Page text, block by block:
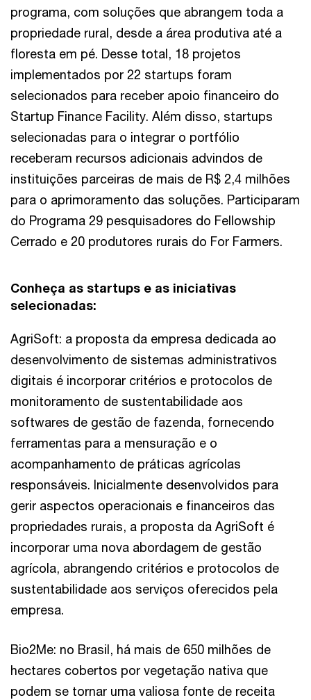
programa, com soluções que abrangem toda a
propriedade rural, desde a área produtiva até a
floresta em pé. Desse total, 18 projetos
implementados por 22 startups foram
selecionados para receber apoio financeiro do
Startup Finance Facility. Além disso, startups
selecionadas para o integrar o portfólio
receberam recursos adicionais advindos de
instituições parceiras de mais de R$ 2,4 milhões
para o aprimoramento das soluções. Participaram
do Programa 29 pesquisadores do Fellowship
Cerrado e 20 produtores rurais do For Farmers.
Conheça as startups e as iniciativas
selecionadas:
AgriSoft: a proposta da empresa dedicada ao
desenvolvimento de sistemas administrativos
digitais é incorporar critérios e protocolos de
monitoramento de sustentabilidade aos
softwares de gestão de fazenda, fornecendo
ferramentas para a mensuração e o
acompanhamento de práticas agrícolas
responsáveis. Inicialmente desenvolvidos para
gerir aspectos operacionais e financeiros das
propriedades rurais, a proposta da AgriSoft é
incorporar uma nova abordagem de gestão
agrícola, abrangendo critérios e protocolos de
sustentabilidade aos serviços oferecidos pela
empresa.
Bio2Me: no Brasil, há mais de 650 milhões de
hectares cobertos por vegetação nativa que
podem se tornar uma valiosa fonte de receita